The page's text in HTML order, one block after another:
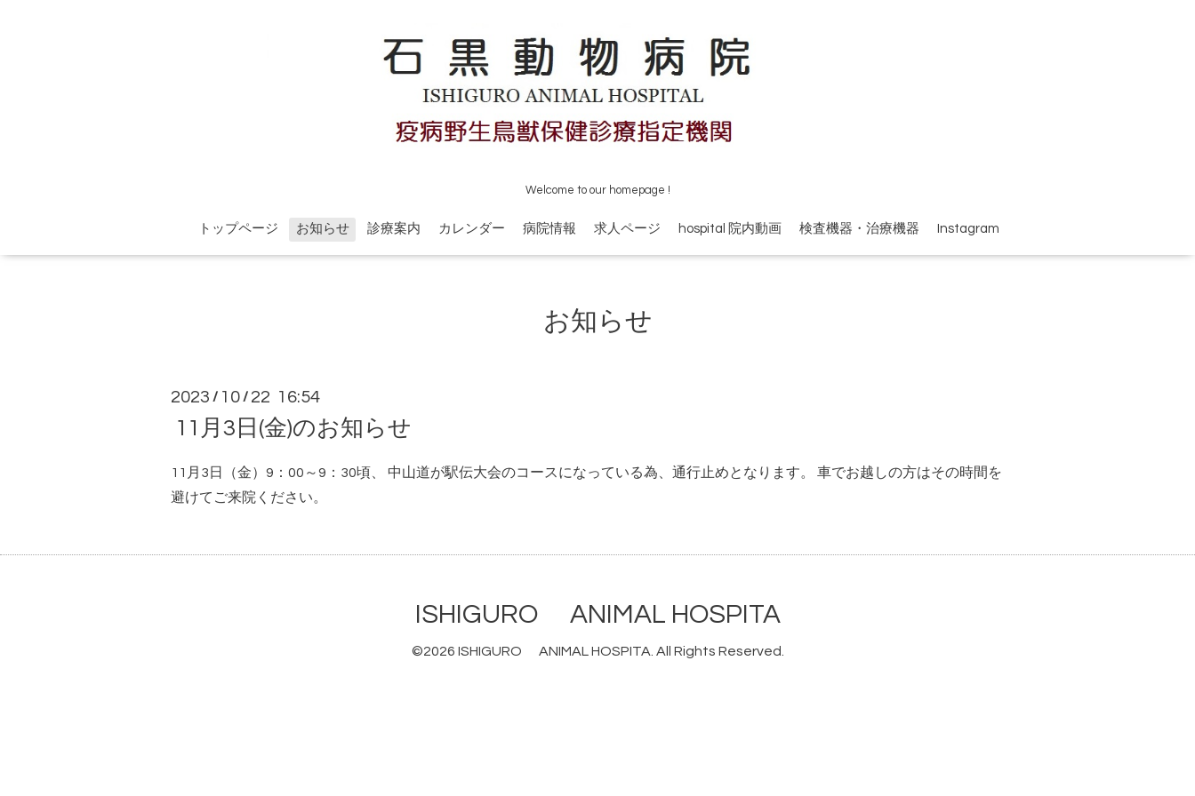
Welcome to our homepage !
トップページ お知らせ 診療案内 カレンダー 病院情報 求人ページ hospital 院内動画 検査機器・治療機器 Instagram
お知らせ
2023 / 10 / 22 16:54
11月3日(金)のお知らせ
11月3日（金）9：00～9：30頃、 中山道が駅伝大会のコースになっている為、通行止めとなります。 車でお越しの方はその時間を
避けてご来院ください。
ISHIGURO ANIMAL HOSPITA
©2026 ISHIGURO ANIMAL HOSPITA . All Rights Reserved.